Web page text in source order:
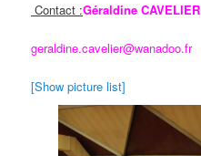
Contact :Géraldine CAVELIER
geraldine.cavelier@wanadoo.fr
[Show picture list]